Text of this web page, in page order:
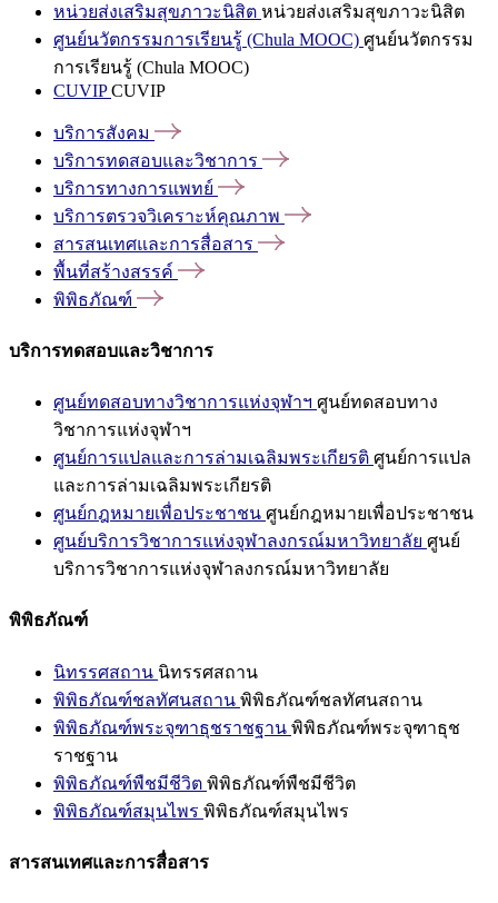
หน่วยส่งเสริมสุขภาวะนิสิต หน่วยส่งเสริมสุขภาวะนิสิต
ศูนย์นวัตกรรมการเรียนรู้ (Chula MOOC) ศูนย์นวัตกรรม
การเรียนรู้ (Chula MOOC)
CUVIPCUVIP
บริการสังคม
บริการทดสอบและวิชาการ
บริการทางการแพทย์
บริการตรวจวิเคราะห์คุณภาพ
สารสนเทศและการสื่อสาร
พื้นที่สร้างสรรค์
พิพิธภัณฑ์
บริการทดสอบและวิชาการ
ศูนย์ทดสอบทางวิชาการแห่งจุฬาฯ ศูนย์ทดสอบทาง
วิชาการแห่งจุฬาฯ
ศูนย์การแปลและการล่ามเฉลิมพระเกียรติ ศูนย์การแปล
และการล่ามเฉลิมพระเกียรติ
ศูนย์กฎหมายเพื่อประชาชน ศูนย์กฎหมายเพื่อประชาชน
ศูนย์บริการวิชาการแห่งจุฬาลงกรณ์มหาวิทยาลัย ศูนย์
บริการวิชาการแห่งจุฬาลงกรณ์มหาวิทยาลัย
พิพิธภัณฑ์
นิทรรศสถาน นิทรรศสถาน
พิพิธภัณฑ์ชลทัศนสถาน พิพิธภัณฑ์ชลทัศนสถาน
พิพิธภัณฑ์พระจุฑาธุชราชฐาน พิพิธภัณฑ์พระจุฑาธุช
ราชฐาน
พิพิธภัณฑ์พืชมีชีวิต พิพิธภัณฑ์พืชมีชีวิต
พิพิธภัณฑ์สมุนไพร พิพิธภัณฑ์สมุนไพร
สารสนเทศและการสื่อสาร